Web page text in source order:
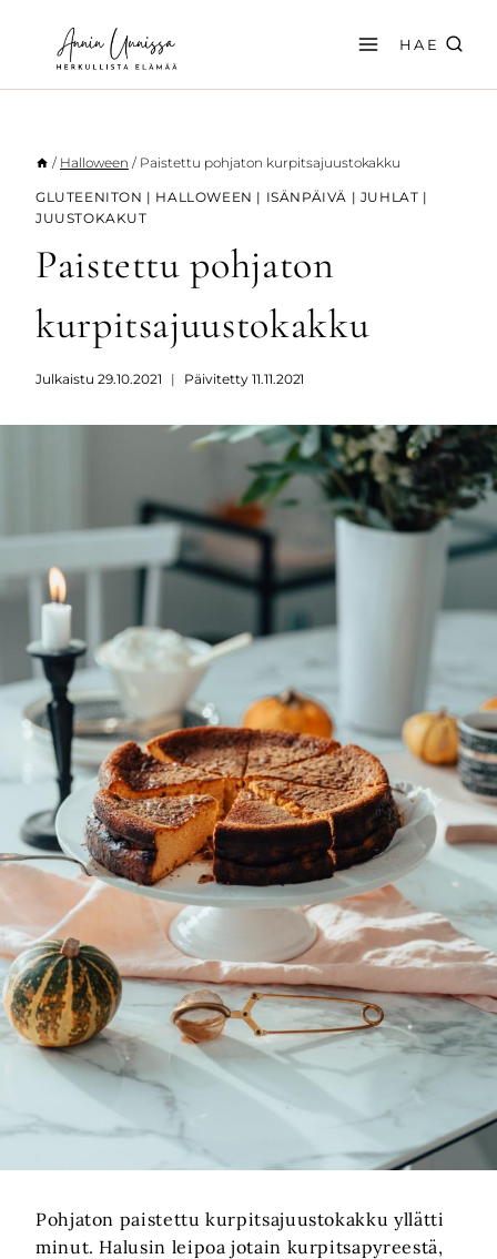
sisältöön
HAE
/ Halloween / Paistettu pohjaton kurpitsajuustokakku
GLUTEENITON | HALLOWEEN | ISÄNPÄIVÄ | JUHLAT |
JUUSTOKAKUT
Paistettu pohjaton
kurpitsajuustokakku
Julkaistu 29.10.2021 Päivitetty 11.11.2021
Pohjaton paistettu kurpitsajuustokakku yllätti
minut. Halusin leipoa jotain kurpitsapyreestä,